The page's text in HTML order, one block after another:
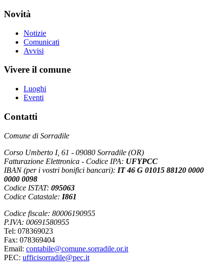
Novità
Notizie
Comunicati
Avvisi
Vivere il comune
Luoghi
Eventi
Contatti
Comune di Sorradile
Corso Umberto I, 61 - 09080 Sorradile (OR)
Fatturazione Elettronica - Codice IPA: UFYPCC
IBAN (per i vostri bonifici bancari): IT 46 G 01015 88120 0000
0000 0098
Codice ISTAT: 095063
Codice Catastale: I861
Codice fiscale: 80006190955
P.IVA: 00691580955
Tel: 078369023
Fax: 078369404
Email: contabile@comune.sorradile.or.it
PEC: ufficisorradile@pec.it